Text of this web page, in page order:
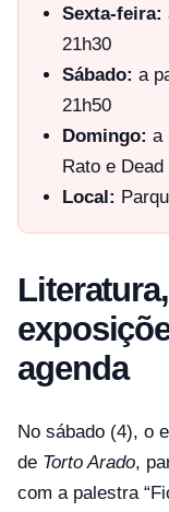
Sexta-feira:
21h30
Sábado: a
21h50
Domingo: a
Rato e
Local:
agenda
No sábado (4), o
de Torto Arado,
com a palestra